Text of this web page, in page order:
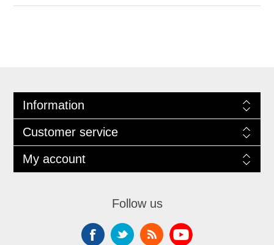
Information
Customer service
My account
Follow us